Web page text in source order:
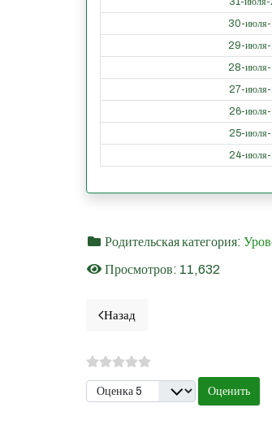
30-
29-
28-
27-
26-
25-
24-
Родительская категория:
Просмотров: 11,632
Предыдущий материал:
Назад
Пожалуйста, оцените